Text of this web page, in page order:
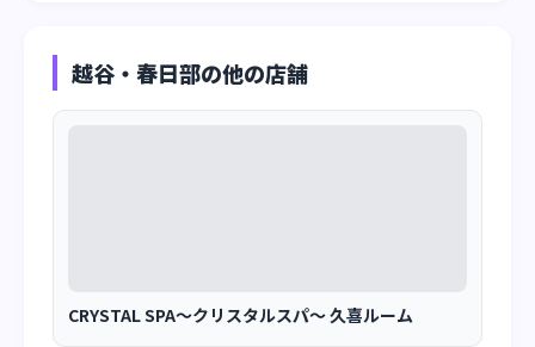
越谷・春日部の他の店舗
CRYSTAL SPA～クリスタルスパ～ 久喜ルーム